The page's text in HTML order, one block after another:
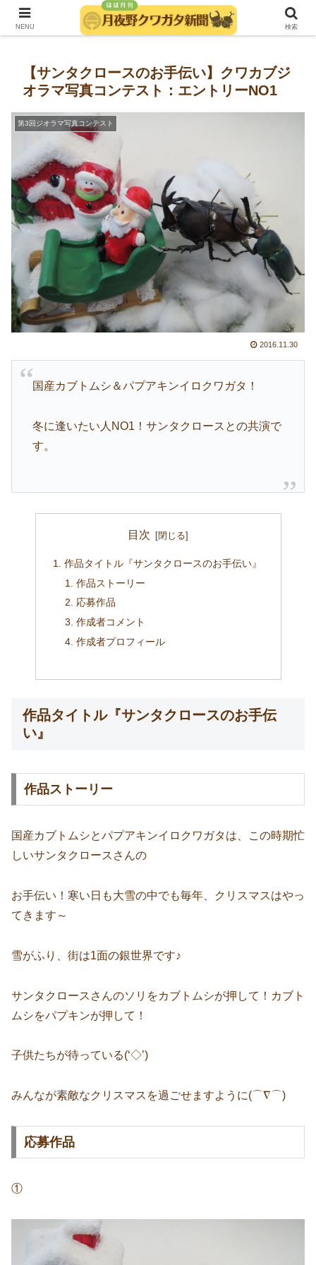
発行：月夜野きのこ園クワガタ菌床販売部
【サンタクロースのお手伝い】クワカブジ
オラマ写真コンテスト：エントリーNO1
第3回ジオラマ写真コンテスト
2016.11.30
国産カブトムシ＆パプアキンイロクワガタ！
冬に逢いたい人NO1！サンタクロースとの共演で
す。
目次
作品タイトル『サンタクロースのお手伝い』
作品ストーリー
応募作品
作成者コメント
作成者プロフィール
作品タイトル『サンタクロースのお手伝
い』
作品ストーリー
国産カブトムシとパプアキンイロクワガタは、この時期忙
しいサンタクロースさんの
お手伝い！寒い日も大雪の中でも毎年、クリスマスはやっ
てきます～
雪がふり、街は1面の銀世界です♪
サンタクロースさんのソリをカブトムシが押して！カブト
ムシをパプキンが押して！
子供たちが待っている(‘◇’)ゞ
みんなが素敵なクリスマスを過ごせますように(⌒∇⌒)
応募作品
①
NENU 検索